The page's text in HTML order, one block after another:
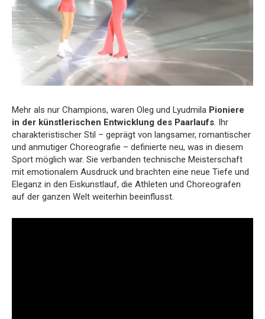
Mehr als nur Champions, waren Oleg und Lyudmila Pioniere
in der künstlerischen Entwicklung des Paarlaufs. Ihr
charakteristischer Stil – geprägt von langsamer, romantischer
und anmutiger Choreografie – definierte neu, was in diesem
Sport möglich war. Sie verbanden technische Meisterschaft
mit emotionalem Ausdruck und brachten eine neue Tiefe und
Eleganz in den Eiskunstlauf, die Athleten und Choreografen
auf der ganzen Welt weiterhin beeinflusst.